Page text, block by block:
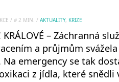
/ # 2 MIN. / AKTUALITY, KRIZE
KRÁLOVÉ – Záchranná
a průjmům
emergency se tak
z jídla, které snědli